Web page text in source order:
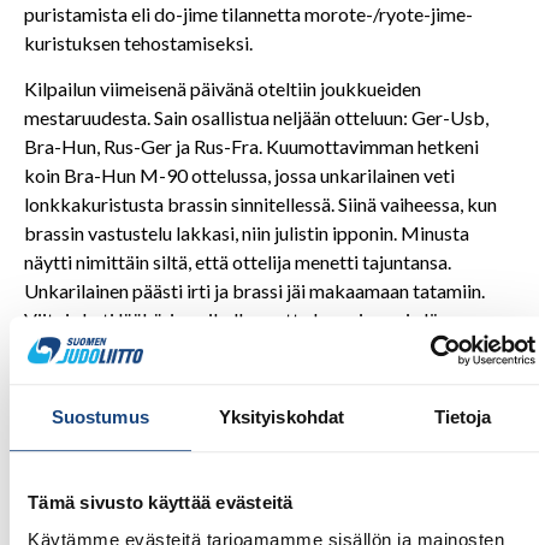
Suostumus Yksityiskohdat Tietoja
Tämä sivusto käyttää evästeitä
Käytämme evästeitä tarjoamamme sisällön ja mainosten
puristamista eli do-jime tilannetta morote-/ryote-jime-
kuristuksen tehostamiseksi.
Kilpailun viimeisenä päivänä oteltiin joukkueiden
mestaruudesta. Sain osallistua neljään otteluun: Ger-Usb,
Bra-Hun, Rus-Ger ja Rus-Fra. Kuumottavimman hetkeni
koin Bra-Hun M-90 ottelussa, jossa unkarilainen veti
lonkkakuristusta brassin sinnitellessä. Siinä vaiheessa, kun
brassin vastustelu lakkasi, niin julistin ipponin. Minusta
näytti nimittäin siltä, että ottelija menetti tajuntansa.
Unkarilainen päästi irti ja brassi jäi makaamaan tatamiin.
Viitoin heti lääkärin paikalle, mutta brassi nousi ylös
muutamassa sekunnissa. Kenellekään ei kuitenkaan jäänyt
virkoaminen kertoi juuri oikea-aikaisesta tilanteen
keskeyttämisestä. Päivän viimeinen koitos olikin sitten
tuomitseminen. Näistä M-73 oli venäläisen voimajudoilijan